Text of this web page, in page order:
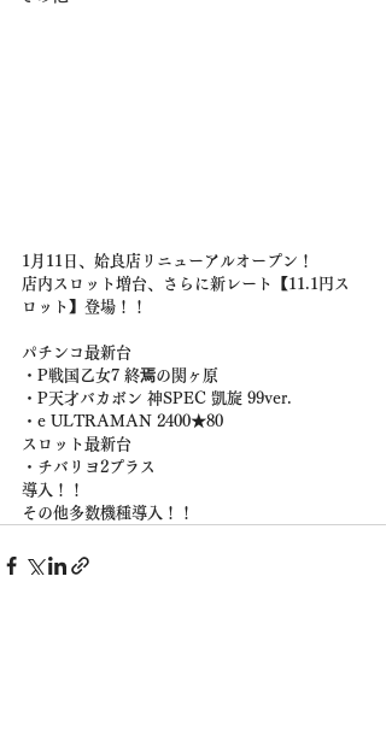
1月11日、姶良店リニューアルオープン！
店内スロット増台、さらに新レート【11.1円ス
ロット】登場！！
パチンコ最新台
・P戦国乙女7 終焉の関ヶ原
・P天才バカボン 神SPEC 凱旋 99ver.
・e ULTRAMAN 2400★80
スロット最新台
・チバリヨ2プラス
導入！！
その他多数機種導入！！